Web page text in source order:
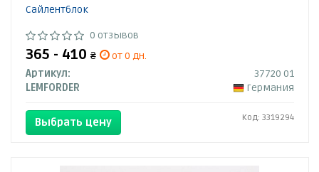
Сайлентблок
0 отзывов
365 - 410 ₴
от 0 дн.
Артикул:
37720 01
LEMFORDER
Германия
Выбрать цену Код: 3319294